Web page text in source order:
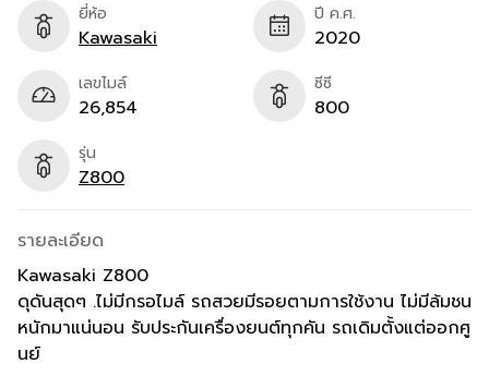
รายละเอียด
Kawasaki Z800
ดุดันสุดๆ .ไม่มีกรอไมล์ รถสวยมีรอยตามการใช้งาน ไม่มีล้มชน
หนักมาแน่นอน รับประกันเครื่องยนต์ทุกคัน รถเดิมตั้งแต่ออกศู
นย์
ยี่ห้อ
Kawasaki
ปี ค.ศ.
2020
เลขไมล์
26,854
ซีซี
800
รุ่น
Z800